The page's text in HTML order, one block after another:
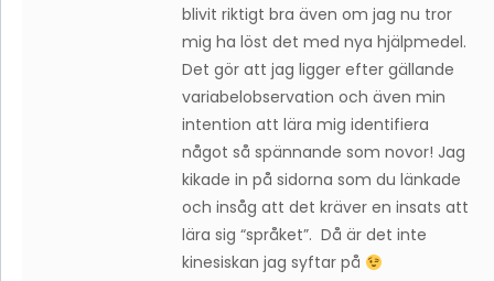
blivit riktigt bra även om jag nu tror
mig ha löst det med nya hjälpmedel.
Det gör att jag ligger efter gällande
variabelobservation och även min
intention att lära mig identifiera
något så spännande som novor! Jag
kikade in på sidorna som du länkade
och insåg att det kräver en insats att
lära sig “språket”. Då är det inte
kinesiskan jag syftar på